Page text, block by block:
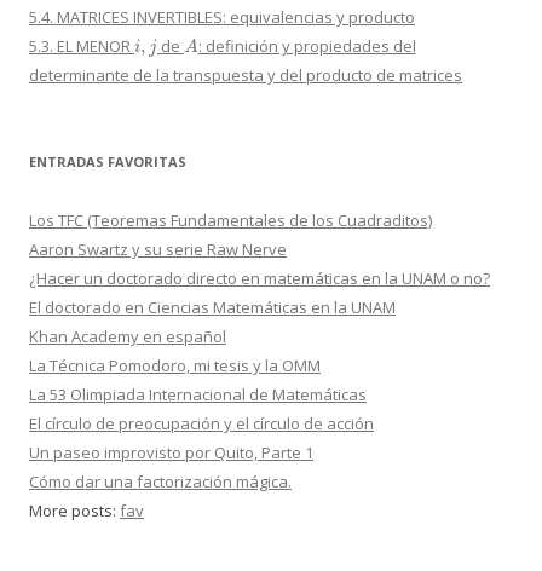
5.4. MATRICES INVERTIBLES: equivalencias y producto
5.3. EL MENORi,j de A: definición y propiedades del
determinante de la transpuesta y del producto de matrices
ENTRADAS FAVORITAS
Los TFC (Teoremas Fundamentales de los Cuadraditos)
Aaron Swartz y su serie Raw Nerve
¿Hacer un doctorado directo en matemáticas en la UNAM o no?
El doctorado en Ciencias Matemáticas en la UNAM
Khan Academy en español
La Técnica Pomodoro, mi tesis y la OMM
La 53 Olimpiada Internacional de Matemáticas
El círculo de preocupación y el círculo de acción
Un paseo improvisto por Quito, Parte 1
Cómo dar una factorización mágica.
More posts: fav